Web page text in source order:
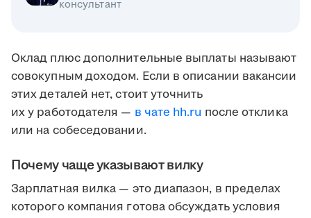
консультант
Оклад плюс дополнительные выплаты называют
совокупным доходом. Если в описании вакансии
этих деталей нет, стоит уточнить
их у работодателя — в чате hh.ru после отклика
или на собеседовании.
Почему чаще указывают вилку
Зарплатная вилка — это диапазон, в пределах
которого компания готова обсуждать условия